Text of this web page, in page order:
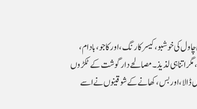
کی خوشبو، کیسر کا رنگ، اور کاجو، بادام،
مگر اتنا ہی لذیذ۔ مصالحے دار گوشت کے ٹکڑوں
ڈالا، اور بس، کھانے کے شوقینوں نے اسے